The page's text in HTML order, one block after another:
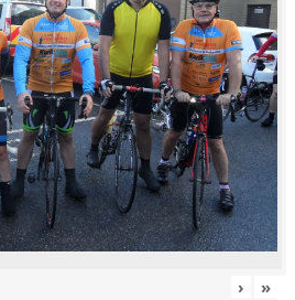
› »